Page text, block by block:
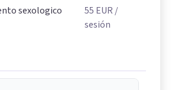
sexologico
55 EUR /
sesión